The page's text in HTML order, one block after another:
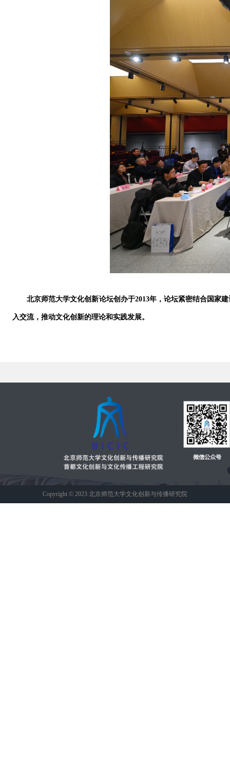
北京师范大学文化创新论坛创办于2013年，论坛紧密结合国家
入交流，推动文化创新的理论和实践发展。
Copyright © 2023 北京师范大学文化创新与传播研究院